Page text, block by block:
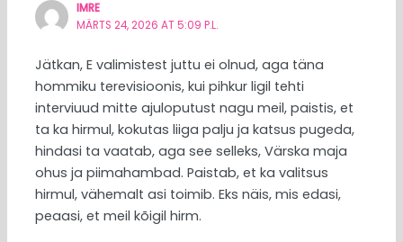
IMRE
MÄRTS 24, 2026 AT 5:09 P.L.
Jätkan, E valimistest juttu ei olnud, aga täna
hommiku terevisioonis, kui pihkur ligil tehti
interviuud mitte ajuloputust nagu meil, paistis, et
ta ka hirmul, kokutas liiga palju ja katsus pugeda,
hindasi ta vaatab, aga see selleks, Värska maja
ohus ja piimahambad. Paistab, et ka valitsus
hirmul, vähemalt asi toimib. Eks näis, mis edasi,
peaasi, et meil kõigil hirm.